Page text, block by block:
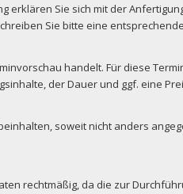
erklären Sie sich mit der
Sie bitte eine
handelt. Für diese
der Dauer und ggf. eine
soweit nicht anders
rechtmäßig, da die zur